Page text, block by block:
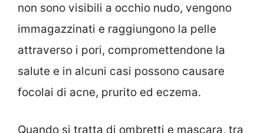
non sono visibili a occhio nudo, vengono
immagazzinati e raggiungono la pelle
attraverso i pori, compromettendone la
salute e in alcuni casi possono causare
focolai di acne, prurito ed eczema.
Quando si tratta di ombretti e mascara, tra